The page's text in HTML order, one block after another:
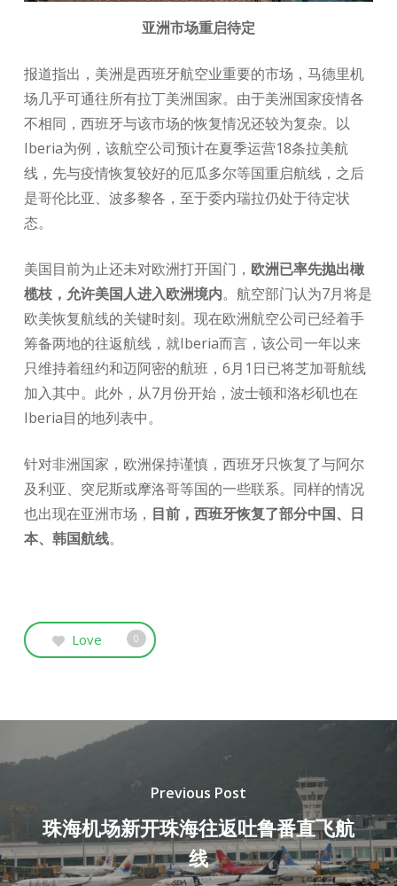
亚洲市场重启待定
报道指出，美洲是西班牙航空业重要的市场，马德里机
场几乎可通往所有拉丁美洲国家。由于美洲国家疫情各
不相同，西班牙与该市场的恢复情况还较为复杂。以
Iberia为例，该航空公司预计在夏季运营18条拉美航
线，先与疫情恢复较好的厄瓜多尔等国重启航线，之后
是哥伦比亚、波多黎各，至于委内瑞拉仍处于待定状
态。
美国目前为止还未对欧洲打开国门， 欧洲已率先抛出橄
榄枝，允许美国人进入欧洲境内。航空部门认为7月将是
欧美恢复航线的关键时刻。现在欧洲航空公司已经着手
筹备两地的往返航线，就Iberia而言，该公司一年以来
只维持着纽约和迈阿密的航班，6月1日已将芝加哥航线
加入其中。此外，从7月份开始，波士顿和洛杉矶也在
Iberia目的地列表中。
针对非洲国家，欧洲保持谨慎，西班牙只恢复了与阿尔
及利亚、突尼斯或摩洛哥等国的一些联系。同样的情况
也出现在亚洲市场， 目前，西班牙恢复了部分中国、日
本、韩国航线。
Love 0
Previous Post
珠海机场新开珠海往返吐鲁番直飞航
线